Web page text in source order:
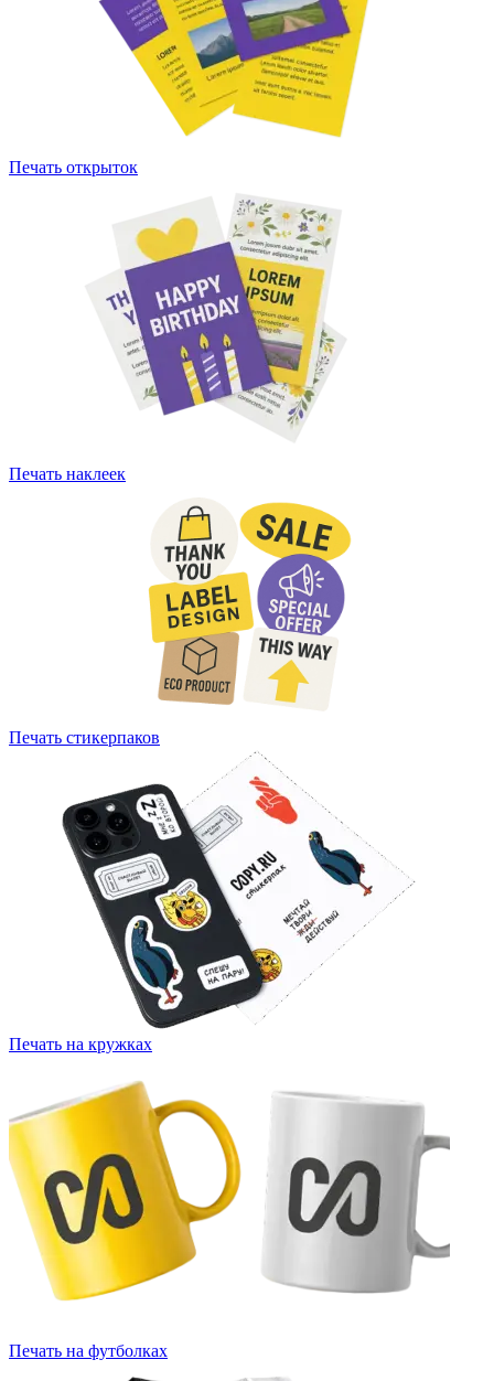
Печать открыток
Печать наклеек
Печать стикерпаков
Печать на кружках
Печать на футболках